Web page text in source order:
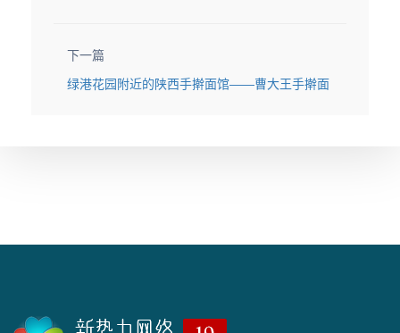
下一篇
绿港花园附近的陕西手擀面馆——曹大王手擀面